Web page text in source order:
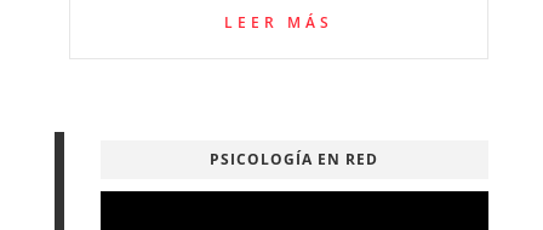
LEER MÁS
PSICOLOGÍA EN RED